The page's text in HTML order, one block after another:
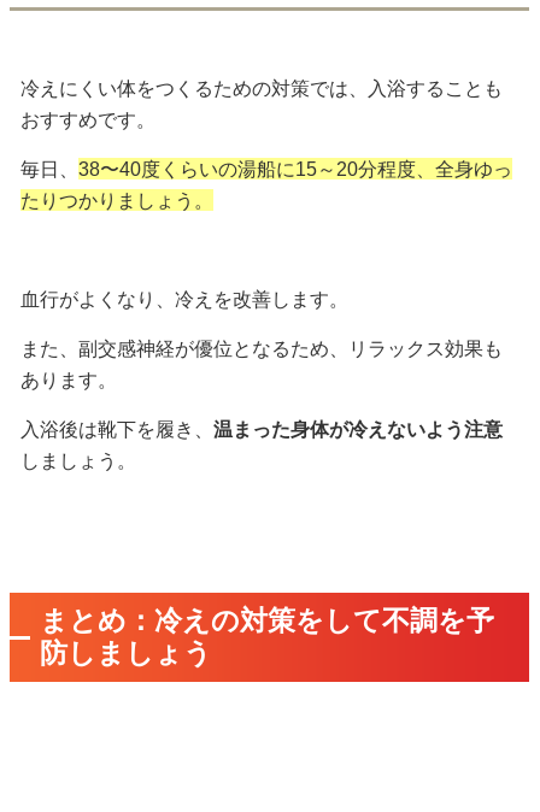
冷えにくい体をつくるための対策では、入浴することも
おすすめです。
毎日、 38〜40度くらいの湯船に15～20分程度、全身ゆっ
たりつかりましょう。
血行がよくなり、冷えを改善します。
また、副交感神経が優位となるため、リラックス効果も
あります。
入浴後は靴下を履き、 温まった身体が冷えないよう注意
しましょう。
まとめ：冷えの対策をして不調を予
防しましょう